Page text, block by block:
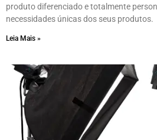
produto diferenciado e totalmente
necessidades únicas dos seus produtos.
Leia Mais »